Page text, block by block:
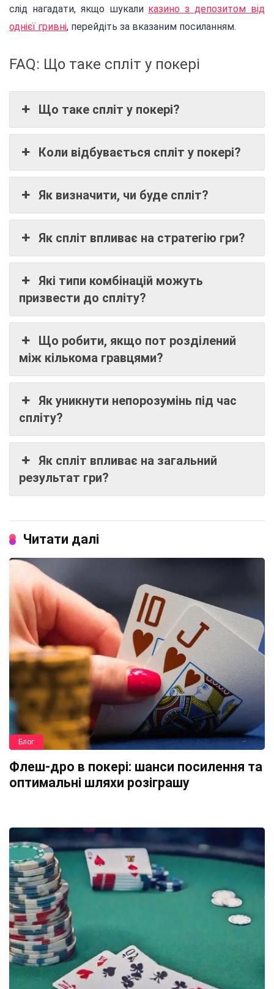
слід нагадати, якщо шукали казино з депозитом від
однієї гривні, перейдіть за вказаним посиланням.
FAQ: Що таке спліт у покері
Що таке спліт у покері?
Коли відбувається спліт у покері?
Як визначити, чи буде спліт?
Як спліт впливає на стратегію гри?
Які типи комбінацій можуть
призвести до спліту?
Що робити, якщо пот розділений
між кількома гравцями?
Як уникнути непорозумінь під час
спліту?
Як спліт впливає на загальний
результат гри?
Читати далі
Блог
Флеш-дро в покері: шанси посилення та
оптимальні шляхи розіграшу